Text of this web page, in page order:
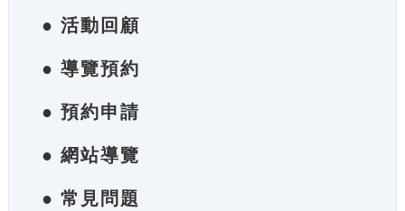
● 活動回顧
● 導覽預約
● 預約申請
● 網站導覽
● 常見問題